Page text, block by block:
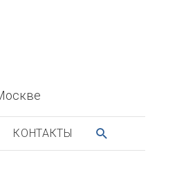
КОНТАКТЫ ПОИСК